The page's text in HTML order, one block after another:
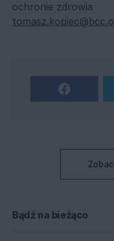
ochronie zdrowia
Bądź na bieżąco